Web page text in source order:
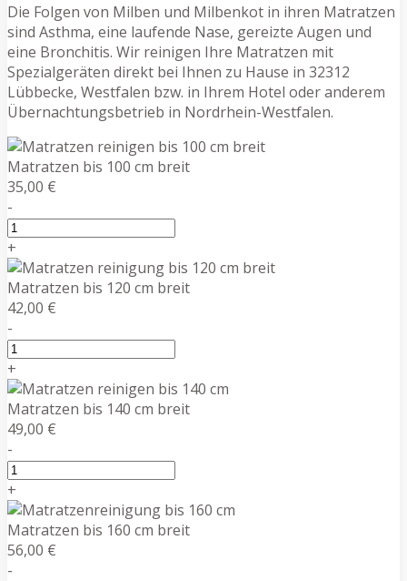
Die Folgen von Milben und Milbenkot in ihren Matratzen
sind Asthma, eine laufende Nase, gereizte Augen und
eine Bronchitis. Wir reinigen Ihre Matratzen mit
Spezialgeräten direkt bei Ihnen zu Hause in 32312
Lübbecke, Westfalen bzw. in Ihrem Hotel oder anderem
Übernachtungsbetrieb in Nordrhein-Westfalen.
Matratzen bis 100 cm breit
35,00 €
-
+
Matratzen bis 120 cm breit
42,00 €
-
+
Matratzen bis 140 cm breit
49,00 €
-
+
Matratzen bis 160 cm breit
56,00 €
-